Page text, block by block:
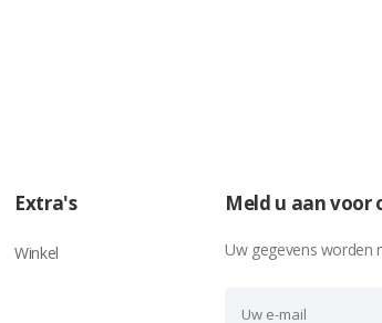
Extra's
Winkel
Meld u aan voor
Uw gegevens worden